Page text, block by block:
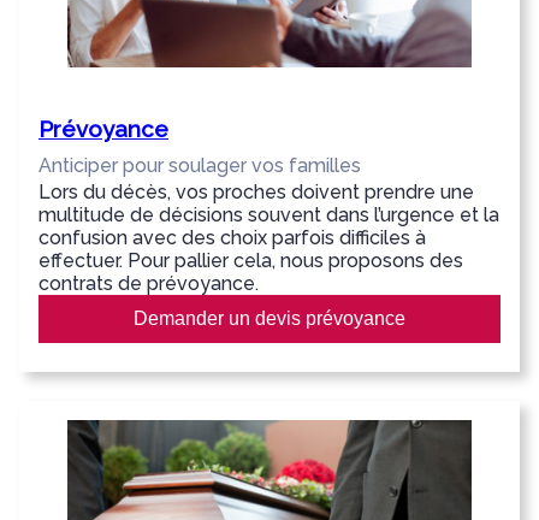
Prévoyance
Anticiper pour soulager vos familles
Lors du décès, vos proches doivent prendre une
multitude de décisions souvent dans l’urgence et la
confusion avec des choix parfois difficiles à
effectuer. Pour pallier cela, nous proposons des
contrats de prévoyance.
Demander un devis prévoyance